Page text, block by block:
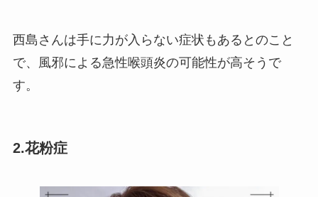
西島さんは手に力が入らない症状もあるとのこと
で、風邪による急性喉頭炎の可能性が高そうで
す。
2.花粉症